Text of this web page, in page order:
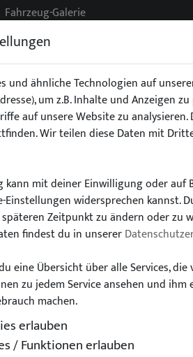
Fahrzeug-Galerie
Exterieur Fahrwerk
Wähle
finde alle passenden Teile
Modell:
und ähnliche Technologien auf
um z.B. Inhalte und Anzeigen
auf unsere Website zu
Wir teilen diese Daten mit
kann mit deiner Einwilligung oder auf
widersprechen kannst.
Zeitpunkt zu ändern oder zu
findest du in unserer
eine Übersicht über alle Services,
zu jedem Service ansehen und
machen.
erlauben
/ Funktionen erlauben